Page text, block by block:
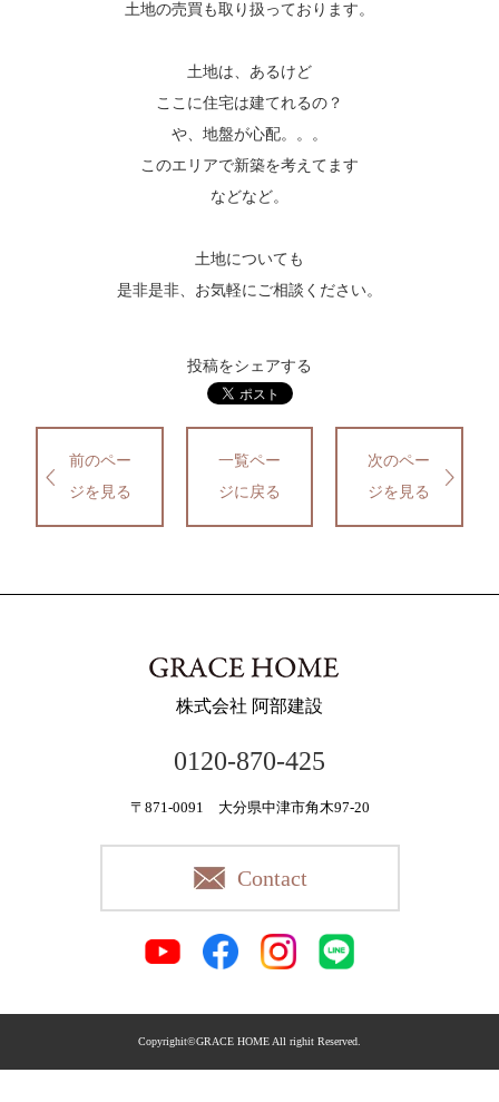
土地の売買も取り扱っております。
土地は、あるけど
ここに住宅は建てれるの？
や、地盤が心配。。。
このエリアで新築を考えてます
などなど。
土地についても
是非是非、お気軽にご相談ください。
投稿をシェアする
前のペー
ジを見る
一覧ペー
ジに戻る
次のペー
ジを見る
株式会社 阿部建設
0120-870-425
〒871-0091 大分県中津市角木97-20
Contact
Copyrighit©GRACE HOME All righit Reserved.